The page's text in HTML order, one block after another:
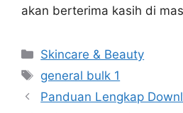
akan berterima kasih di
Categories
Skincare & Beauty
Tags
general bulk 1
Panduan Lengkap